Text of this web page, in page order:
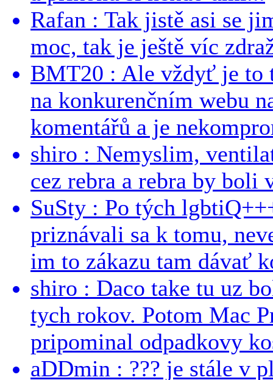
Rafan : Tak jistě asi se
moc, tak je ještě víc
BMT20 : Ale vždyť je to
na konkurenčním webu
komentářů a je
shiro : Nemyslim,
cez rebra a rebra by boli
SuSty : Po tých
priznávali sa k tomu,
im to zákazu tam dávať
shiro : Daco take tu uz
tych rokov. Potom Mac
pripominal odpadkovy
aDDmin : ??? je stále v